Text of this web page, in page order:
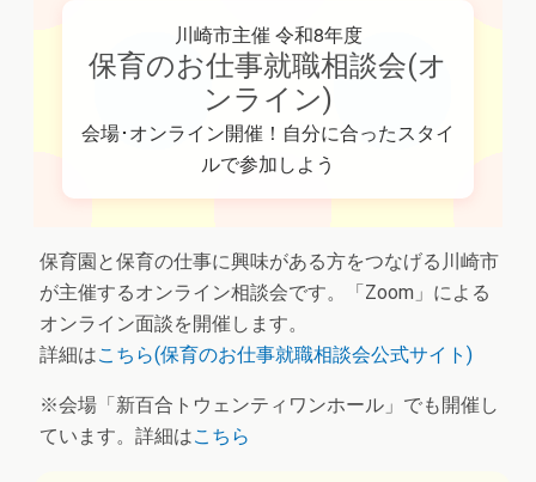
川崎市主催 令和8年度
保育のお仕事就職相談会(オ
ンライン)
会場･オンライン開催！自分に合ったスタイ
ルで参加しよう
保育園と保育の仕事に興味がある方をつなげる川崎市
が主催するオンライン相談会です。「Zoom」による
オンライン面談を開催します。
詳細はこちら(保育のお仕事就職相談会公式サイト)
※会場「新百合トウェンティワンホール」でも開催し
ています。詳細はこちら